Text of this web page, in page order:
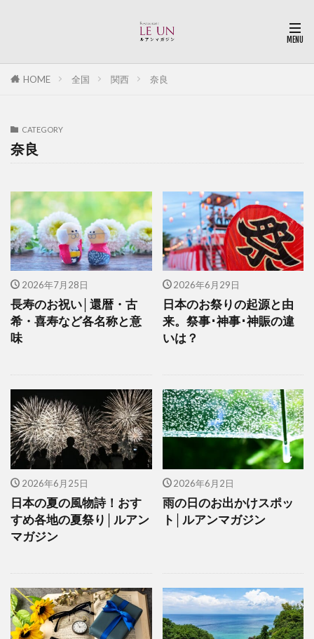
HOME 全国 関西 奈良
CATEGORY
奈良
2026年7月28日
長寿のお祝い│還暦・古
希・喜寿など各名称と意
味
2026年6月29日
日本のお祭りの起源と由
来。祭事･神事･神賑の違
いは？
2026年6月25日
日本の夏の風物詩！おす
すめ各地の夏祭り│ルアン
マガジン
2026年6月2日
雨の日のお出かけスポッ
ト│ルアンマガジン